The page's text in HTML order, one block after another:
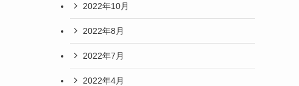
2022年10月
2022年8月
2022年7月
2022年4月